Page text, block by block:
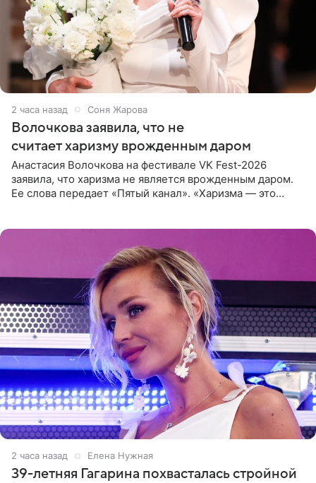
2 часа назад Соня Жарова
Волочкова заявила, что не
считает харизму врожденным даром
Анастасия Волочкова на фестивале VK Fest-2026
заявила, что харизма не является врожденным даром.
Ее слова передает «Пятый канал». «Харизма — это
2 часа назад Елена Нужная
39-летняя Гагарина похвасталась стройной